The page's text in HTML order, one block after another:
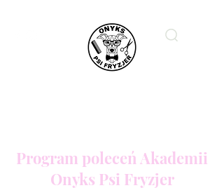
Program poleceń Akademii
Onyks Psi Fryzjer